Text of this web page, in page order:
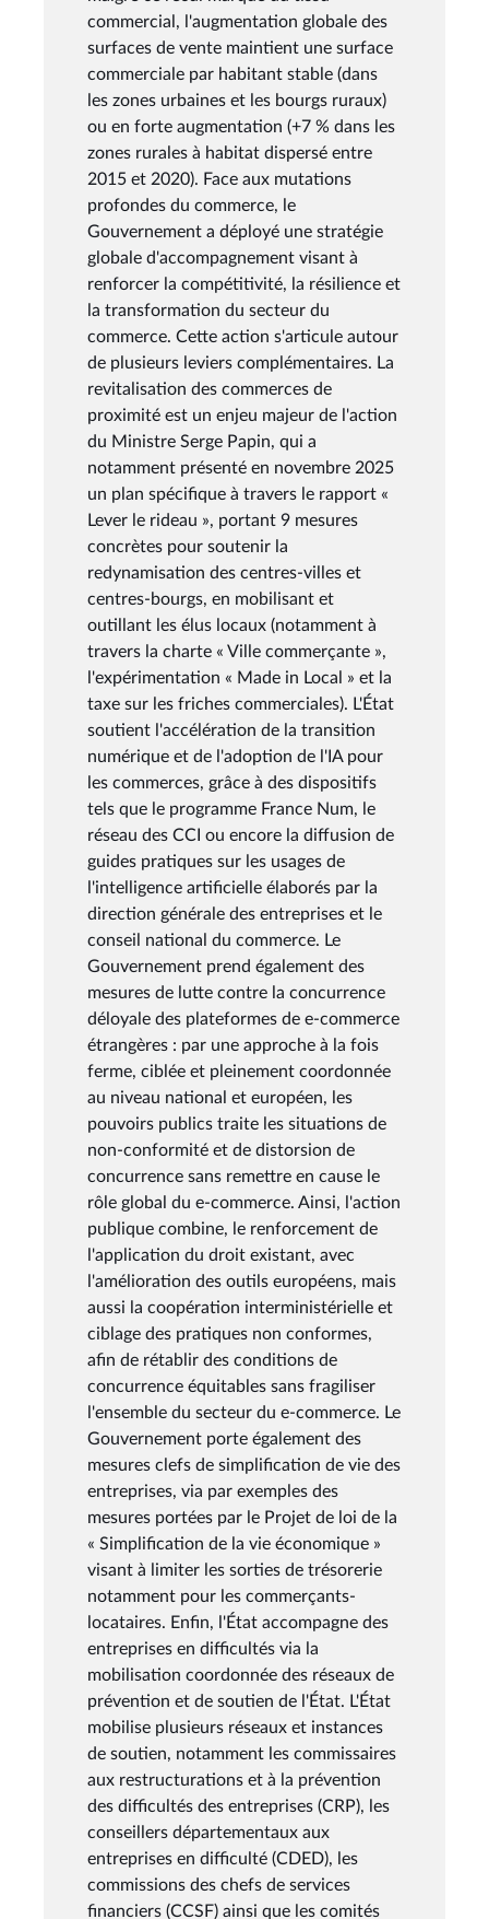
commercial, l'augmentation globale des
surfaces de vente maintient une surface
commerciale par habitant stable (dans
les zones urbaines et les bourgs ruraux)
ou en forte augmentation (+7 % dans les
zones rurales à habitat dispersé entre
2015 et 2020). Face aux mutations
profondes du commerce, le
Gouvernement a déployé une stratégie
globale d'accompagnement visant à
renforcer la compétitivité, la résilience et
la transformation du secteur du
commerce. Cette action s'articule autour
de plusieurs leviers complémentaires. La
revitalisation des commerces de
proximité est un enjeu majeur de l'action
du Ministre Serge Papin, qui a
notamment présenté en novembre 2025
un plan spécifique à travers le rapport «
Lever le rideau », portant 9 mesures
concrètes pour soutenir la
redynamisation des centres-villes et
centres-bourgs, en mobilisant et
outillant les élus locaux (notamment à
travers la charte « Ville commerçante »,
l'expérimentation « Made in Local » et la
taxe sur les friches commerciales). L'État
soutient l'accélération de la transition
numérique et de l'adoption de l'IA pour
les commerces, grâce à des dispositifs
tels que le programme France Num, le
réseau des CCI ou encore la diffusion de
guides pratiques sur les usages de
l'intelligence artificielle élaborés par la
direction générale des entreprises et le
conseil national du commerce. Le
Gouvernement prend également des
mesures de lutte contre la concurrence
déloyale des plateformes de e-commerce
étrangères : par une approche à la fois
ferme, ciblée et pleinement coordonnée
au niveau national et européen, les
pouvoirs publics traite les situations de
non-conformité et de distorsion de
concurrence sans remettre en cause le
rôle global du e-commerce. Ainsi, l'action
publique combine, le renforcement de
l'application du droit existant, avec
l'amélioration des outils européens, mais
aussi la coopération interministérielle et
ciblage des pratiques non conformes,
afin de rétablir des conditions de
concurrence équitables sans fragiliser
l'ensemble du secteur du e-commerce. Le
Gouvernement porte également des
mesures clefs de simplification de vie des
entreprises, via par exemples des
mesures portées par le Projet de loi de la
« Simplification de la vie économique »
visant à limiter les sorties de trésorerie
notamment pour les commerçants-
locataires. Enfin, l'État accompagne des
entreprises en difficultés via la
mobilisation coordonnée des réseaux de
prévention et de soutien de l'État. L'État
mobilise plusieurs réseaux et instances
de soutien, notamment les commissaires
aux restructurations et à la prévention
des difficultés des entreprises (CRP), les
conseillers départementaux aux
entreprises en difficulté (CDED), les
commissions des chefs de services
financiers (CCSF) ainsi que les comités